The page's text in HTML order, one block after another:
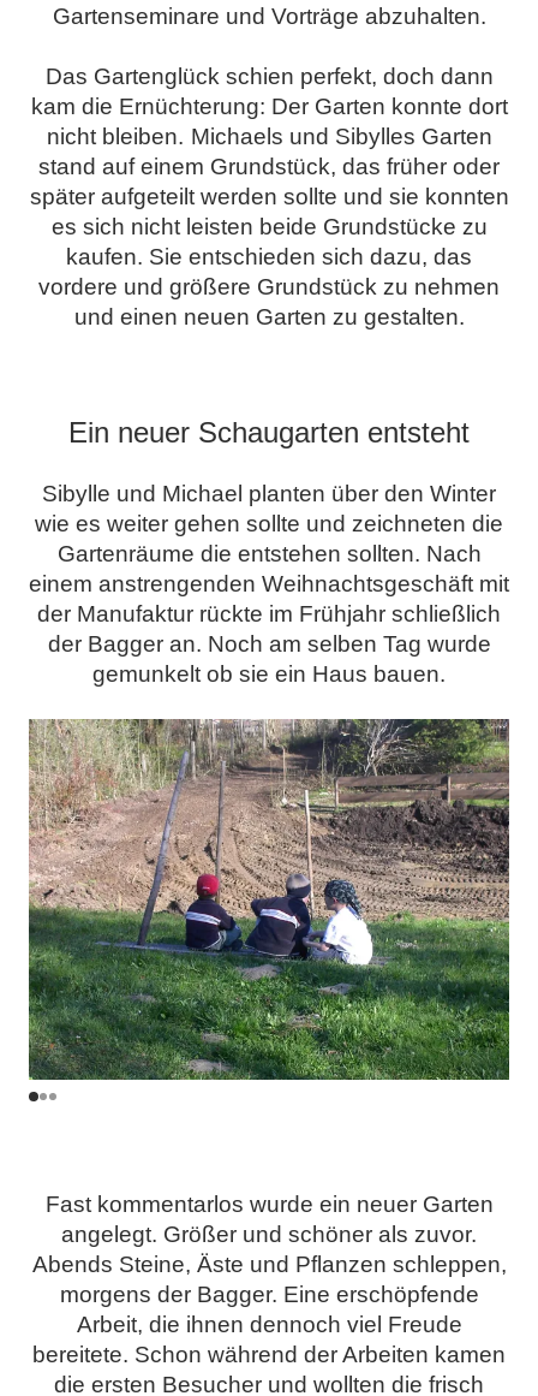
Gartenseminare und Vorträge abzuhalten.
Das Gartenglück schien perfekt, doch dann
kam die Ernüchterung: Der Garten konnte dort
nicht bleiben. Michaels und Sibylles Garten
stand auf einem Grundstück, das früher oder
später aufgeteilt werden sollte und sie konnten
es sich nicht leisten beide Grundstücke zu
kaufen. Sie entschieden sich dazu, das
vordere und größere Grundstück zu nehmen
und einen neuen Garten zu gestalten.
Ein neuer Schaugarten entsteht
Sibylle und Michael planten über den Winter
wie es weiter gehen sollte und zeichneten die
Gartenräume die entstehen sollten. Nach
einem anstrengenden Weihnachtsgeschäft mit
der Manufaktur rückte im Frühjahr schließlich
der Bagger an. Noch am selben Tag wurde
gemunkelt ob sie ein Haus bauen.
Fast kommentarlos wurde ein neuer Garten
angelegt. Größer und schöner als zuvor.
Abends Steine, Äste und Pflanzen schleppen,
morgens der Bagger. Eine erschöpfende
Arbeit, die ihnen dennoch viel Freude
bereitete. Schon während der Arbeiten kamen
die ersten Besucher und wollten die frisch